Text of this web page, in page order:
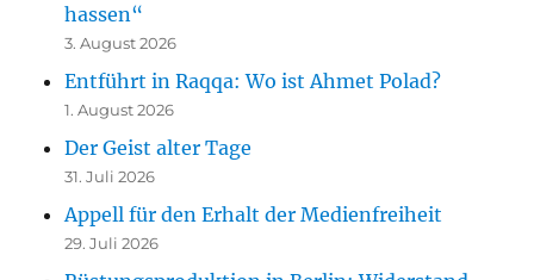
hassen“
3. August 2026
Entführt in Raqqa: Wo ist Ahmet Polad?
1. August 2026
Der Geist alter Tage
31. Juli 2026
Appell für den Erhalt der Medienfreiheit
29. Juli 2026